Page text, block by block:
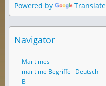
Powered by Translate
Navigator
Maritimes
maritime Begriffe - Deutsch
B